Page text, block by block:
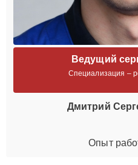
Ведущий
Специализация –
Дмитрий
Опыт